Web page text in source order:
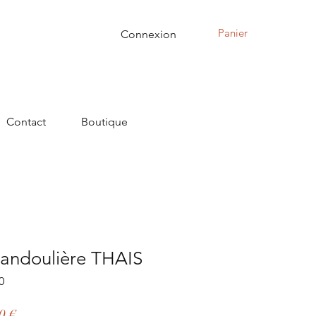
Panier
Connexion
Contact Boutique
THAIS